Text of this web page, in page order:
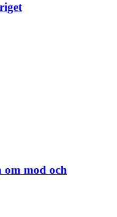
om mod och